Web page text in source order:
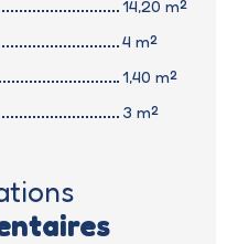
14,20 m²
4 m²
1,40 m²
3 m²